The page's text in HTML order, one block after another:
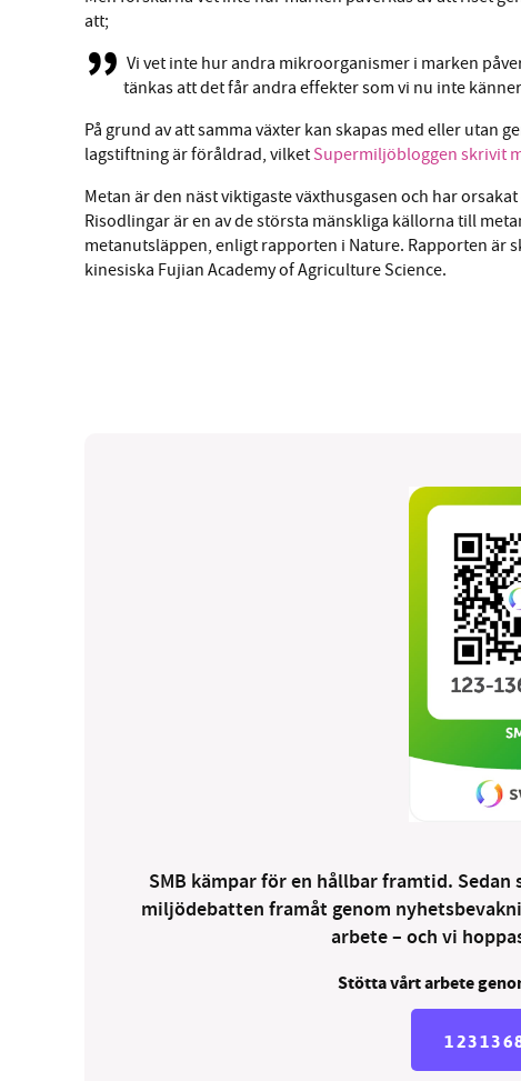
att;
Vi vet inte hur andra mikroorganismer i marken
tänkas att det får andra effekter som vi nu inte
På grund av att samma växter kan skapas med eller utan
lagstiftning är föråldrad, vilket Supermiljöbloggen skrivit
Metan är den näst viktigaste växthusgasen och har
Risodlingar är en av de största mänskliga källorna till
metanutsläppen, enligt rapporten i Nature. Rapporten är
kinesiska Fujian Academy of Agriculture Science.
SMB kämpar för en hållbar framtid.
miljödebatten framåt genom
arbete – och vi
Stötta vårt arbete